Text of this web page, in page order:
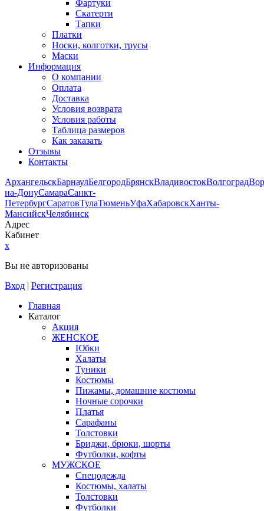
Фартуки
Скатерти
Тапки
Платки
Носки, колготки, трусы
Маски
Информация
О компании
Оплата
Доставка
Условия возврата
Условия работы
Таблица размеров
Как заказать
Отзывы
Контакты
АрхангельскБарнаулБелгородБрянскВладивостокВолгоград
на-ДонуСамараСанкт-
ПетербургСаратовТулаТюменьУфаХабаровскХанты-
МансийскЧелябинск
Адрес
Кабинет
x
Вы не авторизованы
Вход | Регистрация
Главная
Каталог
Акция
ЖЕНСКОЕ
Юбки
Халаты
Туники
Костюмы
Пижамы, домашние костюмы
Ночные сорочки
Платья
Сарафаны
Толстовки
Бриджи, брюки, шорты
Футболки, кофты
МУЖСКОЕ
Спецодежда
Костюмы, халаты
Толстовки
Футболки